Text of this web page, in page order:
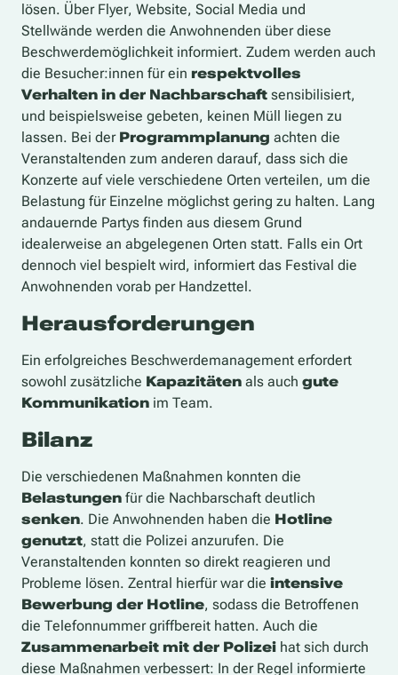
lösen. Über Flyer, Website, Social Media und
Stellwände werden die Anwohnenden über diese
Beschwerdemöglichkeit informiert. Zudem werden auch
die Besucher:innen für ein respektvolles
Verhalten in der Nachbarschaft sensibilisiert,
und beispielsweise gebeten, keinen Müll liegen zu
lassen. Bei der Programmplanung achten die
Veranstaltenden zum anderen darauf, dass sich die
Konzerte auf viele verschiedene Orten verteilen, um die
Belastung für Einzelne möglichst gering zu halten. Lang
andauernde Partys finden aus diesem Grund
idealerweise an abgelegenen Orten statt. Falls ein Ort
dennoch viel bespielt wird, informiert das Festival die
Anwohnenden vorab per Handzettel.
Herausforderungen
Ein erfolgreiches Beschwerdemanagement erfordert
sowohl zusätzliche Kapazitäten als auch gute
Kommunikation im Team.
Bilanz
Die verschiedenen Maßnahmen konnten die
Belastungen für die Nachbarschaft deutlich
senken. Die Anwohnenden haben die Hotline
genutzt, statt die Polizei anzurufen. Die
Veranstaltenden konnten so direkt reagieren und
Probleme lösen. Zentral hierfür war die intensive
Bewerbung der Hotline, sodass die Betroffenen
die Telefonnummer griffbereit hatten. Auch die
Zusammenarbeit mit der Polizei hat sich durch
diese Maßnahmen verbessert: In der Regel informierte